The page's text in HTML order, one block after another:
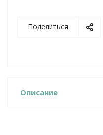
Поделиться
Описание